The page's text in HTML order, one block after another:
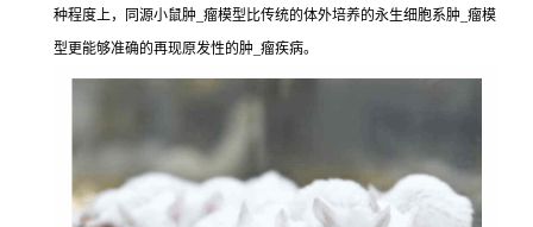
种程度上，同源小鼠肿_瘤模型比传统的体外培养的永生细胞系肿_瘤模
型更能够准确的再现原发性的肿_瘤疾病。